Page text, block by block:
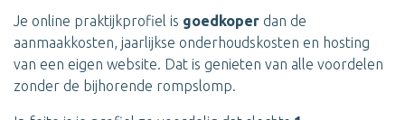
Je online praktijkprofiel is goedkoper dan de
aanmaakkosten, jaarlijkse onderhoudskosten en hosting
van een eigen website. Dat is genieten van alle voordelen
zonder de bijhorende rompslomp.